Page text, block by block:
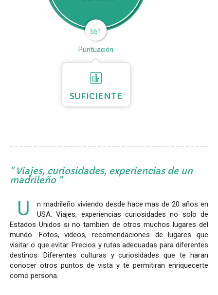
551
Puntuación
SUFICIENTE
Viajes, curiosidades, experiencias de un
madrileño
U
n madrileño viviendo desde hace mas de 20 años en
USA. Viajes, experiencias curiosidades no solo de
Estados Unidos si no tambien de otros muchos lugares del
mundo. Fotos, videos, recomendaciones de lugares que
visitar o que evitar. Precios y rutas adecuadas para diferentes
destinos. Diferentes culturas y curiosidades que te haran
conocer otros puntos de vista y te permitiran enriquecerte
como persona.